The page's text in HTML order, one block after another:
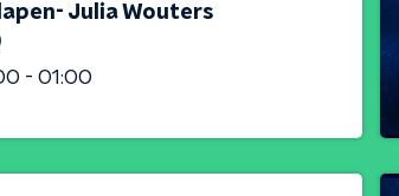
Julia Wouters
- 01:00